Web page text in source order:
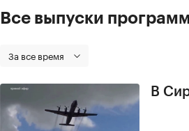
Все выпуски
За все время
В